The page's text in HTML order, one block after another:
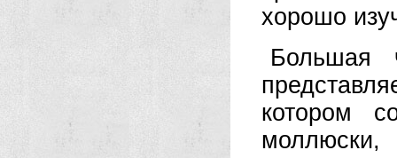
хорошо
Большая
котором